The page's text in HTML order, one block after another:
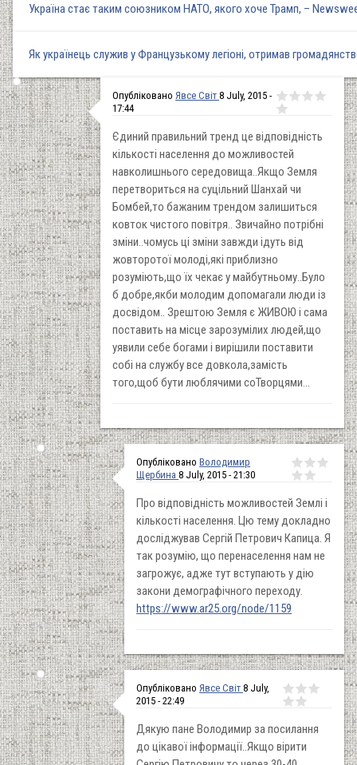
Україна стає таким союзником НАТО, якого хоче Трамп, –
Як українець служив у Французькому легіоні, отримав
Опубліковано Явсе Світ 8 July, 2015 -
17:44
Єдиний правильний тренд це відповідність
кількості населення до можливостей
навколишнього середовища..Якщо Земля
перетвориться на суцільний Шанхай чи
Бомбей,то бажаним трендом залишиться
ковток чистого повітря.. Звичайно потрібні
зміни..чомусь ці зміни завжди ідуть від
жовторотої молоді,які приблизно
розуміють,що їх чекає у майбутньому..Було
б добре,якби молодим допомагали люди із
досвідом.. Зрештою Земля є ЖИВОЮ і сама
поставить на місце зарозумілих людей,що
уявили себе богами і вирішили поставити
собі на службу все довкола,замість
того,щоб бути люблячими соТворцями...
Опубліковано Володимир
Щербина 8 July, 2015 - 21:30
Про відповідність можливостей Землі і
кількості населення. Цю тему докладно
досліджував Сергій Петрович Капица. Я
так розумію, що перенаселення нам не
загрожує, адже тут вступають у дію
закони демографічного переходу.
https://www.ar25.org/node/1159
Опубліковано Явсе Світ 8 July,
2015 - 22:49
Дякую пане Володимир за посилання
до цікавої інформації..Якщо вірити